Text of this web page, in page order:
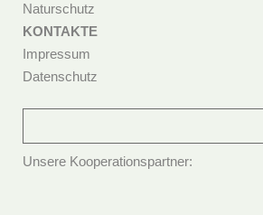
Naturschutz
KONTAKTE
Impressum
Datenschutz
Unsere Kooperationspartner: